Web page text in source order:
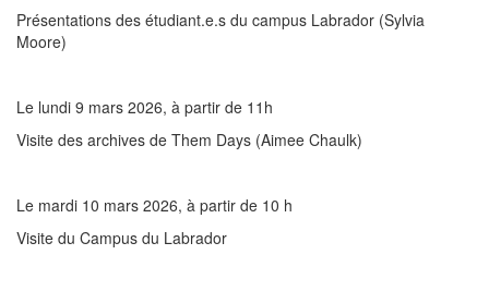
Présentations des étudiant.e.s du campus Labrador (Sylvia
Moore)
Le lundi 9 mars 2026, à partir de 11h
Visite des archives de Them Days (Aimee Chaulk)
Le mardi 10 mars 2026, à partir de 10 h
Visite du Campus du Labrador